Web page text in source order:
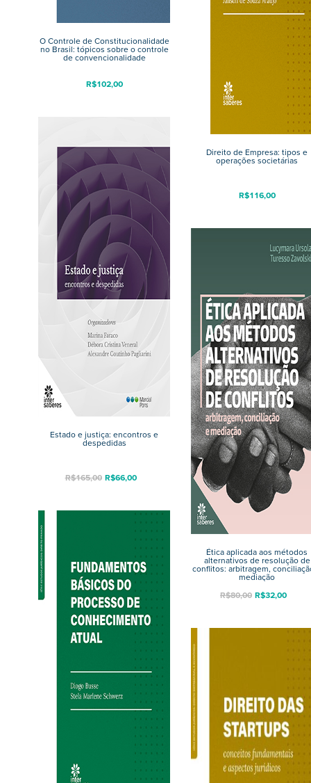
O Controle de Constitucionalidade
no Brasil: tópicos sobre o controle
de convencionalidade
R$102,00
Direito de Empresa: tipos e
operações societárias
R$116,00
Estado e justiça: encontros e
despedidas
R$165,00 R$66,00
Ética aplicada aos métodos
alternativos de resolução de
conflitos: arbitragem,
mediação
R$80,00 R$32,00